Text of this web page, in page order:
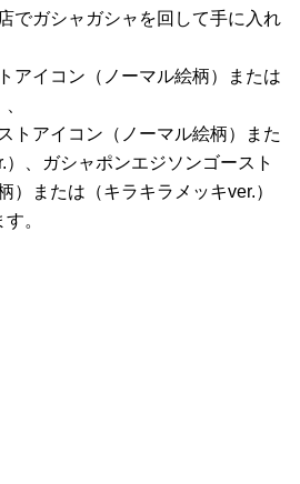
でガシャガシャを回して手に入れ
アイコン（ノーマル絵柄）または
トアイコン（ノーマル絵柄）また
、ガシャポンエジソンゴースト
）または（キラキラメッキver.）
。